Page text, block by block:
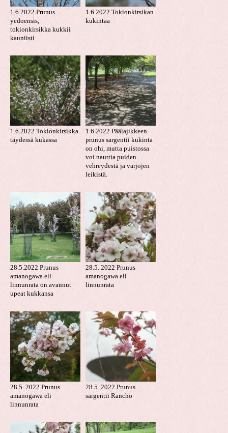
1.6.2022 Prunus
yedoensis,
tokionkirsikka kukkii
kauniisti
1.6.2022 Tokionkirsikan
kukintaa
1.6.2022 Tokionkirsikka
täydessä kukassa
1.6.2022 Päälajikkeen
prunus sargentii kukinta
on ohi, mutta puistossa
voi nauttia puiden
vehreydestä ja varjojen
leikistä.
28.5.2022 Prunus
amanogawa eli
linnunrata on avannut
upeat kukkansa
28.5. 2022 Prunus
amanogawa eli
linnunrata
28.5. 2022 Prunus
amanogawa eli
linnunrata
28.5. 2022 Prunus
sargentii Rancho